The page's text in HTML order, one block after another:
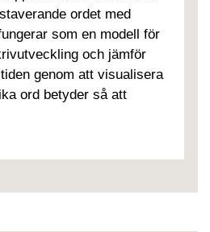
ordet med
som en modell för
och jämför
genom att visualisera
ord betyder så att